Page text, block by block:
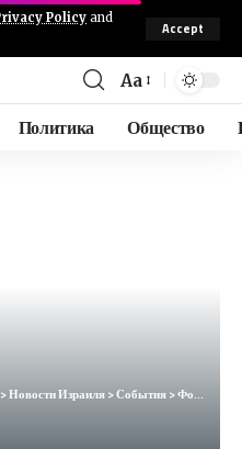
Policy and
Accept
Aa
Политика Общество
>Новости Израиля>События>Фотографии к релизу Пресс-службы ЦАХАЛа. #интеллиньюз